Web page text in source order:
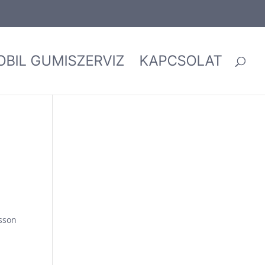
GUMISZERVIZ KAPCSOLAT